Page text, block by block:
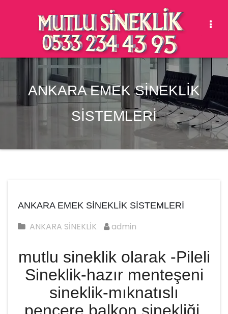
ANKARA EMEK SİNEKLİK
SİSTEMLERİ
ANKARA EMEK SİNEKLİK SİSTEMLERİ
ANKARA SİNEKLİK admin
mutlu sineklik olarak -Pileli
Sineklik-hazır menteşeni
sineklik-mıknatıslı